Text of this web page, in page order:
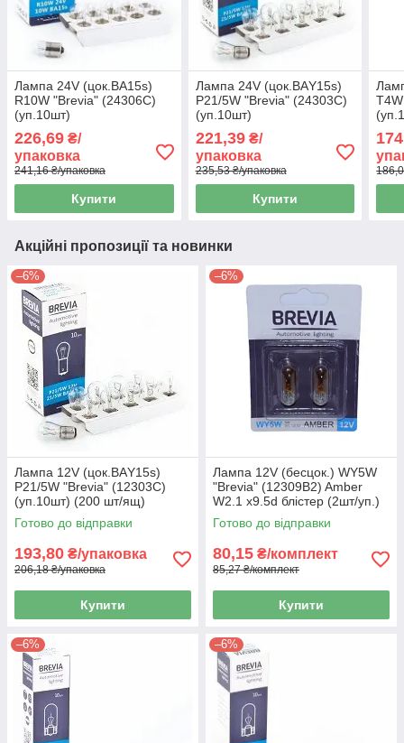
Лампа 24V (цок.BA15s)
R10W "Brevia" (24306C)
(уп.10шт)
226,69 ₴/
упаковка
241,16 ₴/упаковка
Купити
Лампа 24V (цок.ВАY15s)
P21/5W "Brevia" (24303C)
(уп.10шт)
221,39₴/
упаковка
235,53 ₴/упаковка
Купити
Акційні пропозиції та новинки
–6%
Лампа 12V (цок.ВАY15s)
P21/5W "Brevia" (12303C)
(уп.10шт) (200 шт/ящ)
Готово до відправки
193,80 ₴/упаковка
206,18 ₴/упаковка
Купити
–6%
Лампа 12V (бесцок.) WY5W
"Brevia" (12309В2) Amber
W2.1 x9.5d блістер (2шт/уп.)
Готово до відправки
80,15 ₴/комплект
85,27 ₴/комплект
Купити
–6% –6%